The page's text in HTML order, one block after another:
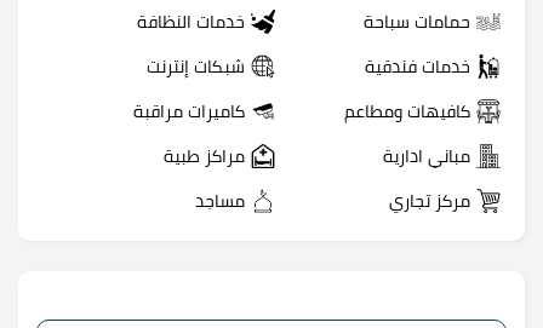
حمامات سباحة خدمات النظافة
خدمات فندقية شبكات إنترنت
كافيهات ومطاعم كاميرات مراقبة
مباني ادارية مراكز طبية
مركز تجاري مساجد